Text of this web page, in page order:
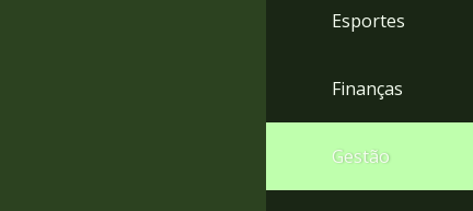
Esportes
Finanças
Gestão